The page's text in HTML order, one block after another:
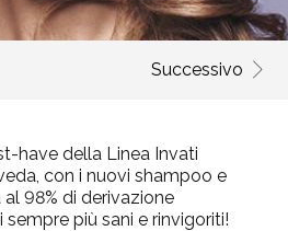
Successivo
have della Linea Invati
con i nuovi shampoo e
98% di derivazione
sempre più sani e rinvigoriti!